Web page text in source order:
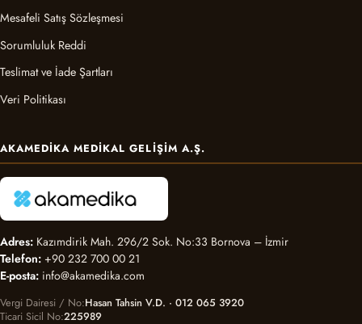
Mesafeli Satış Sözleşmesi
Sorumluluk Reddi
Teslimat ve İade Şartları
Veri Politikası
AKAMEDIKA MEDIKAL GELIŞIM A.Ş.
Adres: Kazımdirik Mah. 296/2 Sok. No:33 Bornova – İzmir
Telefon: +90 232 700 00 21
E-posta: info@akamedika.com
Vergi Dairesi / No Hasan Tahsin V.D. · 012 065 3920
Ticari Sicil No 225989